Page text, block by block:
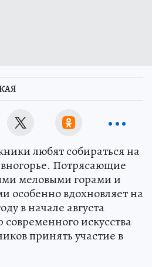
любят собираться на
Потрясающие
меловыми горами и
вдохновляет на
в начале августа
искусства
принять участие в